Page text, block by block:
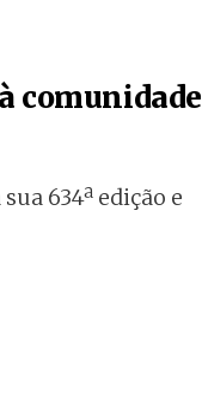
comunidade
634ª edição e